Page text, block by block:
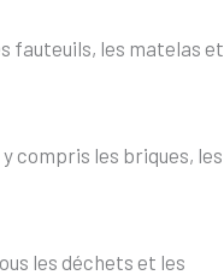
fauteuils, les matelas et
compris les briques, les
les déchets et les